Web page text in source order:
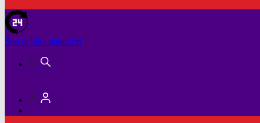
Son dakika haberleri